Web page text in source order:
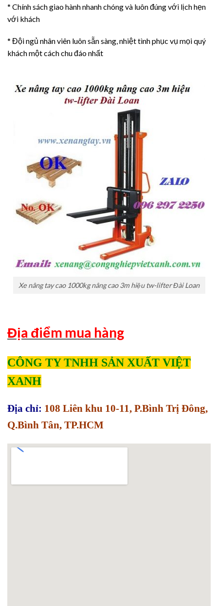
* Chính sách giao hành nhanh chóng và luôn đúng với lịch hẹn
với khách
* Đội ngủ nhân viên luôn sẵn sàng, nhiệt tình phục vụ mọi quý
khách một cách chu đáo nhất
Xe nâng tay cao 1000kg nâng cao 3m hiệu tw-lifter Đài Loan
Địa điểm mua hàng
CÔNG TY TNHH SẢN XUẤT VIỆT
XANH
Địa chỉ: 108 Liên khu 10-11, P.Bình Trị Đông,
Q.Bình Tân, TP.HCM